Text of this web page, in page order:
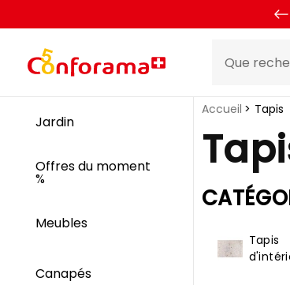
Jardin
Offres du moment
%
Meubles
Canapés
Accueil Tapis
Tapis